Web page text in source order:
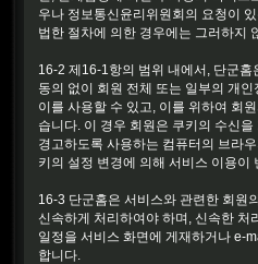
우나 정보통신윤리위원회의 요청이
법한 절차에 의한 경우에는 그러하지
16-2 제16-1항의 범위 내에서, 단군홈
동의 없이 회원 전체 또는 일부의 개
이를 사용할 수 있고, 이를 위하여 회
습니다. 이 경우 회원은 쿠키의 수신
경고하도록 사용하는 컴퓨터의 브라
키의 설정 변경에 의해 서비스 이용이
16-3 단군홈은 서비스와 관련한 회원
신속하게 처리하여야 하며, 신속한 처
일정을 서비스 화면에 게재하거나 e-
합니다.